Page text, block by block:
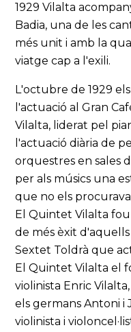
1929 Vilalta
Badia, una de les
més unit i amb la
viatge cap a l'exili.
L'octubre de 1929
l'actuació al Gran
Vilalta, liderat pel
l'actuació diària de
orquestres en sales
per als músics una
que no els
El Quintet Vilalta
de més èxit
Sextet Toldrà que
El Quintet Vilalta el
violinista Enric
els germans Antoni i
violinista i